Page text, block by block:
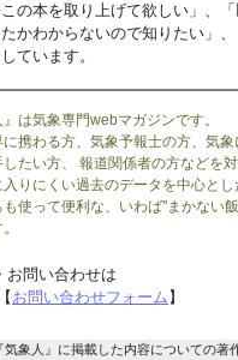
この本を取り上げて欲しい」、
かわからないので知りたい」
ています。
』は気象専門webマガジンです。
に携わる方、気象予報士の方、気
したい方、 報道関係者の方などを
入りにくい過去のデータを中心と
も使って便利な、いわば"まかない
お問い合わせは
お問い合わせフォーム 】
気象人』に掲載した内容についての